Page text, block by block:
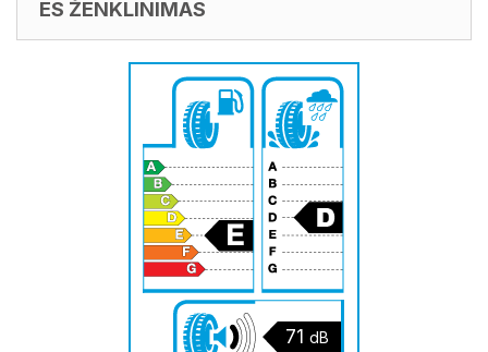
ES ŽENKLINIMAS
71 dB